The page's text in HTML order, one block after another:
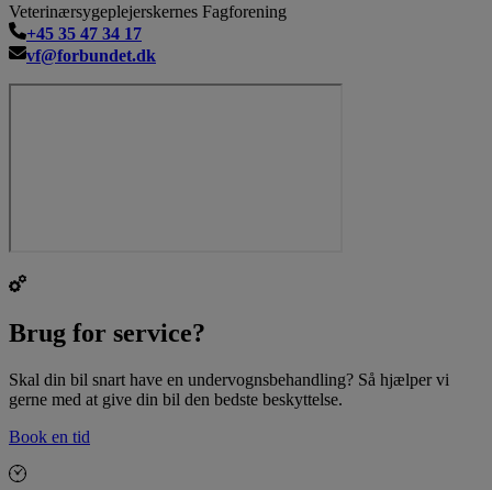
Veterinærsygeplejerskernes Fagforening
+45 35 47 34 17
vf@forbundet.dk
Brug for service?
Skal din bil snart have en undervognsbehandling? Så hjælper vi
gerne med at give din bil den bedste beskyttelse.
Book en tid